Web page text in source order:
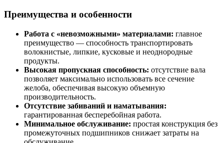
Преимущества и особенности
Работа с «невозможными» материалами: главное
преимущество — способность транспортировать
волокнистые, липкие, кусковые и неоднородные
продукты.
Высокая пропускная способность: отсутствие вала
позволяет максимально использовать все сечение
желоба, обеспечивая высокую объемную
производительность.
Отсутствие забиваний и наматывания:
гарантированная бесперебойная работа.
Минимальное обслуживание: простая конструкция без
промежуточных подшипников снижает затраты на